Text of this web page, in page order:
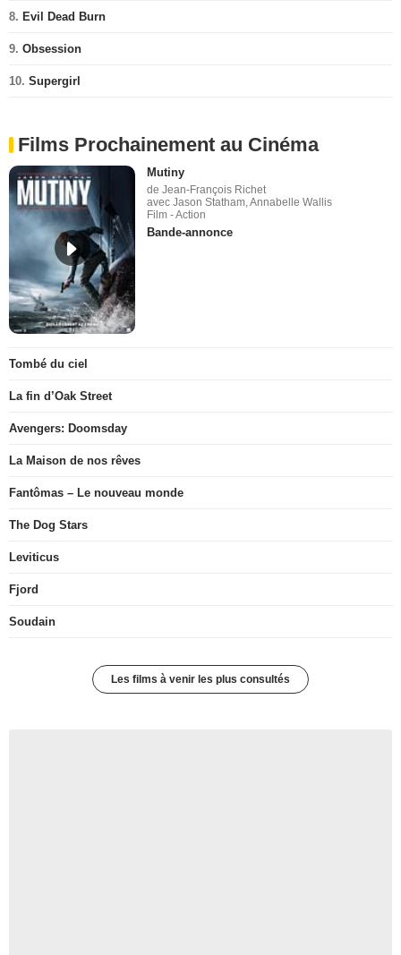
8. Evil Dead Burn
9. Obsession
10. Supergirl
Films Prochainement au Cinéma
Mutiny
de Jean-François Richet
avec Jason Statham, Annabelle Wallis
Film - Action
Bande-annonce
Tombé du ciel
La fin d’Oak Street
Avengers: Doomsday
La Maison de nos rêves
Fantômas – Le nouveau monde
The Dog Stars
Leviticus
Fjord
Soudain
Les films à venir les plus consultés